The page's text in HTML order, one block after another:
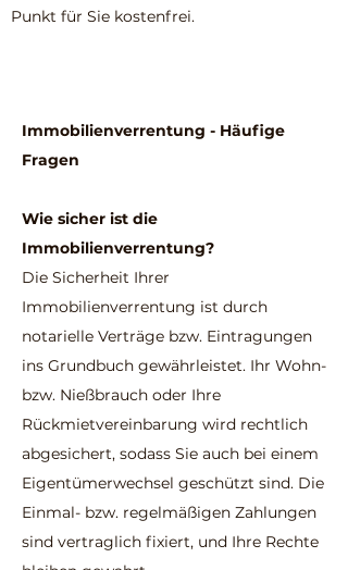
Punkt für Sie kostenfrei.
Immobilienverrentung - Häufige
Fragen
Wie sicher ist die
Immobilienverrentung?
Die Sicherheit Ihrer
Immobilienverrentung ist durch
notarielle Verträge bzw. Eintragungen
ins Grundbuch gewährleistet. Ihr Wohn-
bzw. Nießbrauch oder Ihre
Rückmietvereinbarung wird rechtlich
abgesichert, sodass Sie auch bei einem
Eigentümerwechsel geschützt sind. Die
Einmal- bzw. regelmäßigen Zahlungen
sind vertraglich fixiert, und Ihre Rechte